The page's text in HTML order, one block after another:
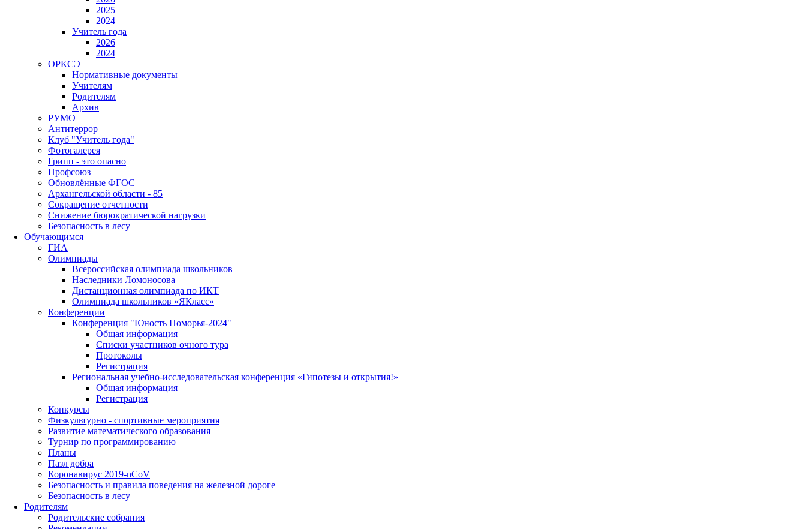
2025
2024
Учитель года
2026
2024
ОРКСЭ
Нормативные документы
Учителям
Родителям
Архив
РУМО
Антитеррор
Клуб "Учитель года"
Фотогалерея
Грипп - это опасно
Профсоюз
Обновлённые ФГОС
Архангельской области - 85
Сокращение отчетности
Снижение бюрократической нагрузки
Безопасность в лесу
Обучающимся
ГИА
Олимпиады
Всероссийская олимпиада школьников
Наследники Ломоносова
Дистанционная олимпиада по ИКТ
Олимпиада школьников «ЯКласс»
Конференции
Конференция "Юность Поморья-2024"
Общая информация
Списки участников очного тура
Протоколы
Регистрация
Региональная учебно-исследовательская конференция «Гипотезы и открытия!»
Общая информация
Регистрация
Конкурсы
Физкультурно - спортивные мероприятия
Развитие математического образования
Турнир по программированию
Планы
Пазл добра
Коронавирус 2019-nCoV
Безопасность и правила поведения на железной дороге
Безопасность в лесу
Родителям
Родительские собрания